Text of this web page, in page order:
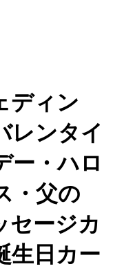
ディン
レンタイ
ー・ハロ
・父の
セージカ
生日カー